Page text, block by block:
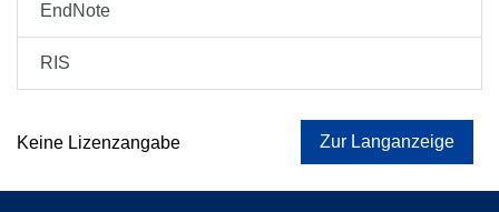
EndNote
RIS
Keine Lizenzangabe Zur Langanzeige